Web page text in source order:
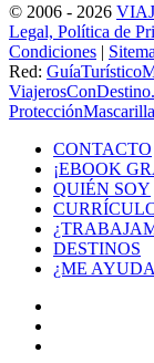
© 2006 - 2026
Legal, Política de
Condiciones |
Red:
CONTACTO
¡EBOOK
QUIÉN SOY
DESTINOS
¿ME